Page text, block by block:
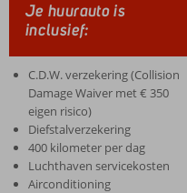
Je huurauto is
inclusief:
C.D.W. verzekering (Collision
Damage Waiver met € 350
eigen risico)
Diefstalverzekering
400 kilometer per dag
Luchthaven servicekosten
Airconditioning